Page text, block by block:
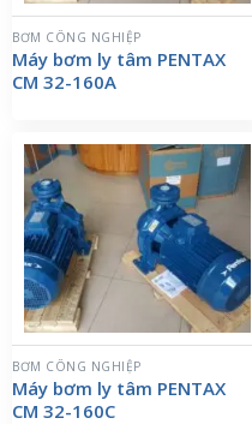
BƠM CÔNG NGHIỆP
Máy bơm ly tâm PENTAX
CM 32-160A
BƠM CÔNG NGHIỆP
Máy bơm ly tâm PENTAX
CM 32-160C